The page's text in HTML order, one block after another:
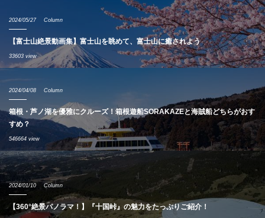
2024/05/27 Column
【富士山絶景動画集】富士山を眺めて、富士山に癒されよう
33603 view
2024/04/08 Column
箱根・芦ノ湖を優雅にクルーズ！箱根遊船SORAKAZEと海賊船どちらがおす
すめ？
546664 view
2024/01/10 Column
【360°絶景パノラマ！】『十国峠』の魅力をたっぷりご紹介！